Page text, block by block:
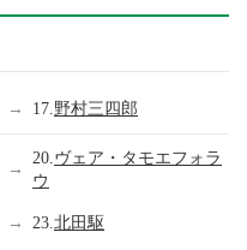
→ 17. 野村三四郎
→
20. ヴェア・タモエフォラ
ウ
→ 23.北田駆